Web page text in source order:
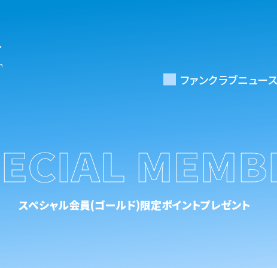
ファンクラブニュース
スペシャル会員(ゴールド)限定ポイントプレゼント